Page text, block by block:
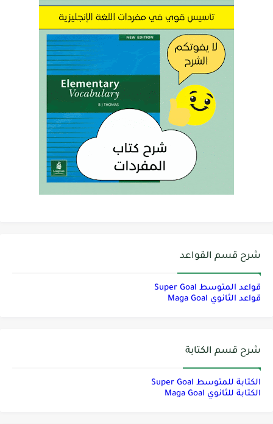
شرح قسم القواعد
قواعد المتوسط Super Goal
قواعد الثانوي Maga Goal
شرح قسم الكتابة
الكتابة للمتوسط Super Goal
الكتابة للثانوي Maga Goal